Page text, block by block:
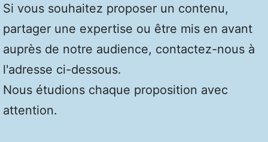
Si vous souhaitez proposer un contenu,
partager une expertise ou être mis en avant
auprès de notre audience, contactez-nous à
l'adresse ci-dessous.
Nous étudions chaque proposition avec
attention.